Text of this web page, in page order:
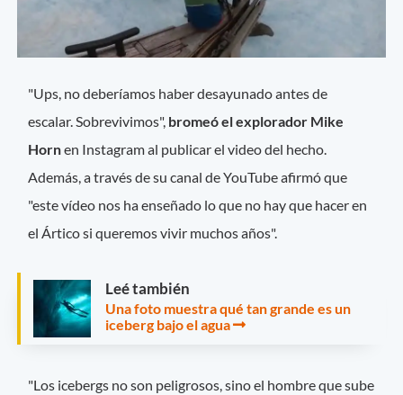
"Ups, no deberíamos haber desayunado antes de
escalar. Sobrevivimos", bromeó el explorador Mike
Hornen Instagram al publicar el video del hecho.
Además, a través de su canal de YouTube afirmó que
"este vídeo nos ha enseñado lo que no hay que hacer en
el Ártico si queremos vivir muchos años".
Leé también
Una foto muestra qué tan grande es un
iceberg bajo el agua
"Los icebergs no son peligrosos, sino el hombre que sube